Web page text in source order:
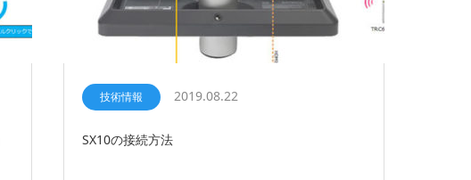
技術情報 2019.08.22
SX10の接続方法